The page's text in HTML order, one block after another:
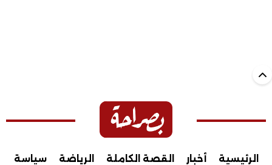
الرئيسية أخبار القصة الكاملة الرياضة سياسة